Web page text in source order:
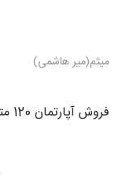
میثم(میر هاشمی)
فروش آپارتمان 120 متری